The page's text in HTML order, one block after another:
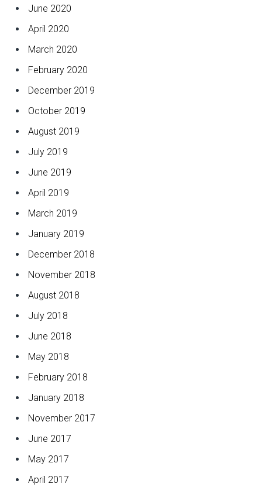
June 2020
April 2020
March 2020
February 2020
December 2019
October 2019
August 2019
July 2019
June 2019
April 2019
March 2019
January 2019
December 2018
November 2018
August 2018
July 2018
June 2018
May 2018
February 2018
January 2018
November 2017
June 2017
May 2017
April 2017